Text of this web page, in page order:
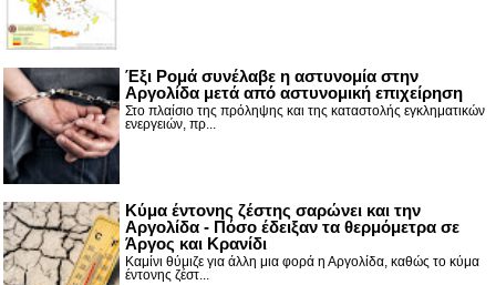
Έξι Ρομά συνέλαβε η αστυνομία στην
Αργολίδα μετά από αστυνομική επιχείρηση
Στο πλαίσιο της πρόληψης και της καταστολής εγκληματικών
ενεργειών, πρ...
Κύμα έντονης ζέστης σαρώνει και την
Αργολίδα - Πόσο έδειξαν τα θερμόμετρα σε
Άργος και Κρανίδι
Καμίνι θύμιζε για άλλη μια φορά η Αργολίδα, καθώς το κύμα
έντονης ζέστ...